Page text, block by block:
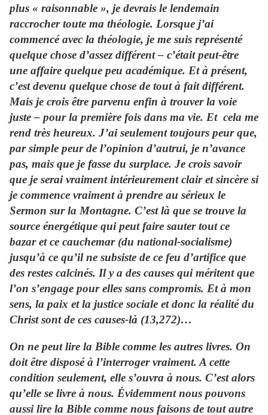
plus « raisonnable », je devrais le lendemain
raccrocher toute ma théologie. Lorsque j’ai
commencé avec la théologie, je me suis représenté
quelque chose d’assez différent – c’était peut-être
une affaire quelque peu académique. Et à présent,
c’est devenu quelque chose de tout à fait différent.
Mais je crois être parvenu enfin à trouver la voie
juste – pour la première fois dans ma vie. Et cela me
rend très heureux. J’ai seulement toujours peur que,
par simple peur de l’opinion d’autrui, je n’avance
pas, mais que je fasse du surplace. Je crois savoir
que je serai vraiment intérieurement clair et sincère si
je commence vraiment à prendre au sérieux le
Sermon sur la Montagne. C’est là que se trouve la
source énergétique qui peut faire sauter tout ce
bazar et ce cauchemar (du national-socialisme)
jusqu’à ce qu’il ne subsiste de ce feu d’artifice que
des restes calcinés. Il y a des causes qui méritent que
l’on s’engage pour elles sans compromis. Et à mon
sens, la paix et la justice sociale et donc la réalité du
Christ sont de ces causes-là (13,272)…
On ne peut lire la Bible comme les autres livres. On
doit être disposé à l’interroger vraiment. A cette
condition seulement, elle s’ouvra à nous. C’est alors
qu’elle se livre à nous. Évidemment nous pouvons
aussi lire la Bible comme nous faisons de tout autre